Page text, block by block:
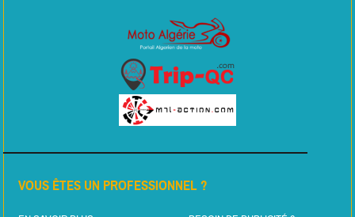
VOUS ÊTES UN PROFESSIONNEL ?